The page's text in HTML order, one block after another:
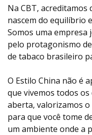
Na CBT,
nascem do equilíbrio
Somos uma empresa
pelo protagonismo
de tabaco brasileiro
O Estilo China não é
que vivemos todos
aberta, valorizamos
para que você tome
um ambiente onde a